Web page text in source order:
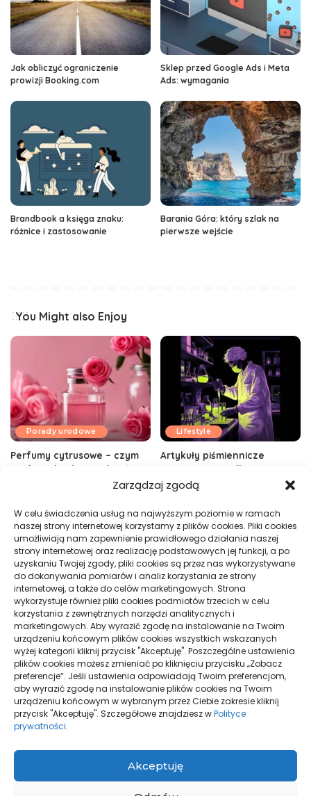
Zarządzaj zgodą
W celu świadczenia usług na najwyższym poziomie w ramach
naszej strony internetowej korzystamy z plików cookies. Pliki cookies
umożliwiają nam zapewnienie prawidłowego działania naszej
strony internetowej oraz realizację podstawowych jej funkcji, a po
uzyskaniu Twojej zgody, pliki cookies są przez nas wykorzystywane
do dokonywania pomiarów i analiz korzystania ze strony
internetowej, a także do celów marketingowych. Strona
wykorzystuje również pliki cookies podmiotów trzecich w celu
korzystania z zewnętrznych narzędzi analitycznych i
marketingowych. Aby wyrazić zgodę na instalowanie na Twoim
urządzeniu końcowym plików cookies wszystkich wskazanych
wyżej kategorii kliknij przycisk "Akceptuję". Poszczególne ustawienia
plików cookies możesz zmieniać po kliknięciu przycisku „Zobacz
preferencje”. Jeśli ustawienia odpowiadają Twoim preferencjom,
aby wyrazić zgodę na instalowanie plików cookies na Twoim
urządzeniu końcowym w wybranym przez Ciebie zakresie kliknij
przycisk "Akceptuję". Szczegółowe znajdziesz wPolityce
prywatności.
Akceptuję
Jak obliczyć ograniczenie
prowizji Booking.com
Sklep przed Google Ads i Meta
Ads: wymagania
Brandbook a księga znaku:
różnice i zastosowanie
Barania Góra: który szlak na
pierwsze wejście
You Might also Enjoy
Porady urodowe
Perfumy cytrusowe – czym
pachną i kiedy je wybrać
Lifestyle
Artykuły piśmiennicze
ergonomiczne dla
leworęcznych – komfort i
16/09/2025
Porady urodowe
Złota godzina dla skóry –
pielęgnacja między latem a
jesienią
12/08/2025
Stylizacja paznokci – trendy
i tajemnice profesjonalnego
manicure
08/07/2025